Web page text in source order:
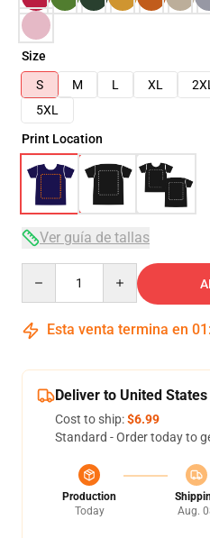
Size
S
M L XL 2XL
5XL
Print Location
Ver guía de tallas
Esta venta termina en 01 :
Deliver to United States
Cost to ship:$6.99
Standard - Order today to
Production
Today
Aug.